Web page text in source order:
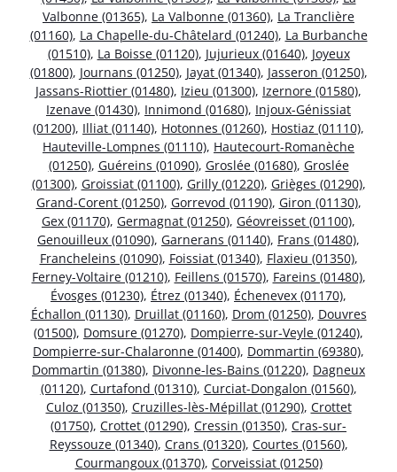
Valbonne (01365), La Valbonne (01360), La Tranclière
(01160), La Chapelle-du-Châtelard (01240), La Burbanche
(01510), La Boisse (01120), Jujurieux (01640), Joyeux
(01800), Journans (01250), Jayat (01340), Jasseron (01250),
Jassans-Riottier (01480), Izieu (01300), Izernore (01580),
Izenave (01430), Innimond (01680), Injoux-Génissiat
(01200), Illiat (01140), Hotonnes (01260), Hostiaz (01110),
Hauteville-Lompnes (01110), Hautecourt-Romanèche
(01250), Guéreins (01090), Groslée (01680), Groslée
(01300), Groissiat (01100), Grilly (01220), Grièges (01290),
Grand-Corent (01250), Gorrevod (01190), Giron (01130),
Gex (01170), Germagnat (01250), Géovreisset (01100),
Genouilleux (01090), Garnerans (01140), Frans (01480),
Francheleins (01090), Foissiat (01340), Flaxieu (01350),
Ferney-Voltaire (01210), Feillens (01570), Fareins (01480),
Évosges (01230), Étrez (01340), Échenevex (01170),
Échallon (01130), Druillat (01160), Drom (01250), Douvres
(01500), Domsure (01270), Dompierre-sur-Veyle (01240),
Dompierre-sur-Chalaronne (01400), Dommartin (69380),
Dommartin (01380), Divonne-les-Bains (01220), Dagneux
(01120), Curtafond (01310), Curciat-Dongalon (01560),
Culoz (01350), Cruzilles-lès-Mépillat (01290), Crottet
(01750), Crottet (01290), Cressin (01350), Cras-sur-
Reyssouze (01340), Crans (01320), Courtes (01560),
Courmangoux (01370), Corveissiat (01250)